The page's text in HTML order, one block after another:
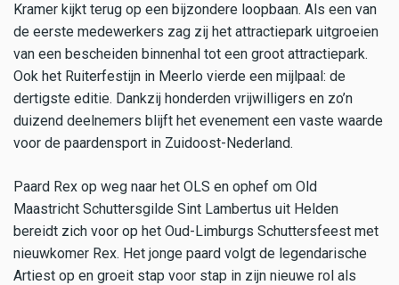
Kramer kijkt terug op een bijzondere loopbaan. Als een van
de eerste medewerkers zag zij het attractiepark uitgroeien
van een bescheiden binnenhal tot een groot attractiepark.
Ook het Ruiterfestijn in Meerlo vierde een mijlpaal: de
dertigste editie. Dankzij honderden vrijwilligers en zo’n
duizend deelnemers blijft het evenement een vaste waarde
voor de paardensport in Zuidoost-Nederland.
Paard Rex op weg naar het OLS en ophef om Old
Maastricht Schuttersgilde Sint Lambertus uit Helden
bereidt zich voor op het Oud-Limburgs Schuttersfeest met
nieuwkomer Rex. Het jonge paard volgt de legendarische
Artiest op en groeit stap voor stap in zijn nieuwe rol als